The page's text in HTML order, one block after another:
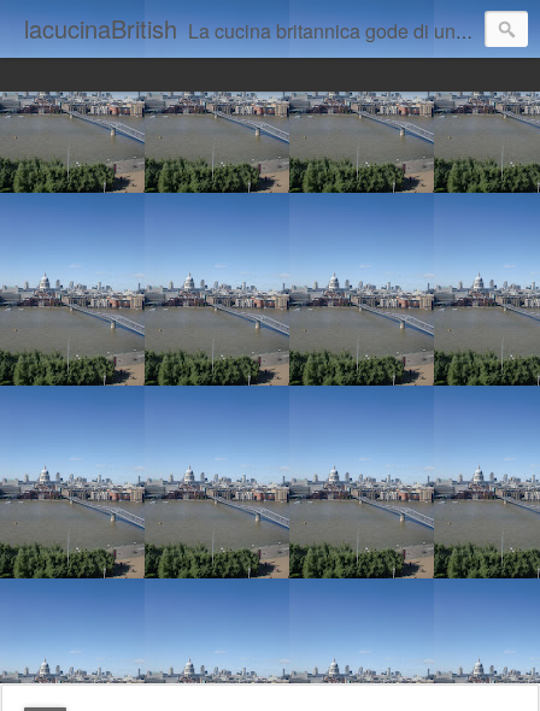
lacucinaBritish La cucina britannica gode di una cattiva fama. Questo blog intende dimostrare il contrario.